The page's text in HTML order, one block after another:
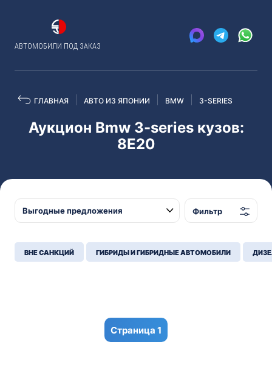
АВТОМОБИЛИ ПОД ЗАКАЗ
ГЛАВНАЯ АВТО ИЗ ЯПОНИИ BMW 3-SERIES
Аукцион Bmw 3-series кузов:
8E20
Фильтр
ВНЕ САНКЦИЙ ГИБРИДЫ И ГИБРИДНЫЕ АВТОМОБИЛИ
1